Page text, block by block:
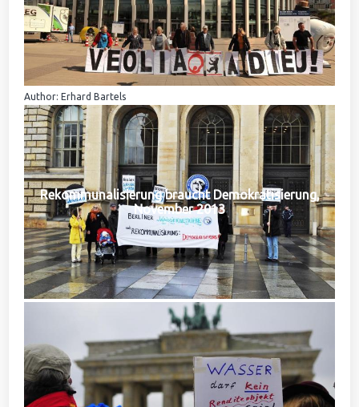
Author: Erhard Bartels
Rekommunalisierung braucht Demokratisierung,
November 2013